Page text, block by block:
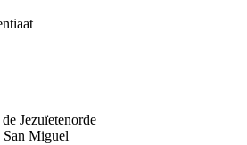
Jezuïetenorde
San Miguel